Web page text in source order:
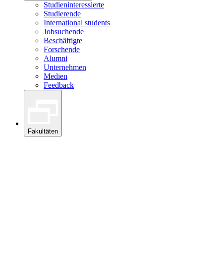
Studieninteressierte
Studierende
International students
Jobsuchende
Beschäftigte
Forschende
Alumni
Unternehmen
Medien
Feedback
Fakultäten